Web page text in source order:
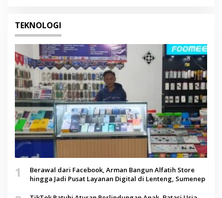
TEKNOLOGI
1
Berawal dari Facebook, Arman Bangun Alfatih Store
hingga Jadi Pusat Layanan Digital di Lenteng, Sumenep